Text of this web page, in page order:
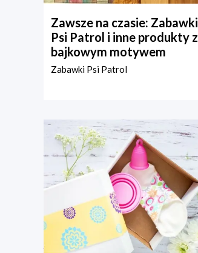
Zawsze na czasie: Zabawki
Psi Patrol i inne produkty z
bajkowym motywem
Zabawki Psi Patrol